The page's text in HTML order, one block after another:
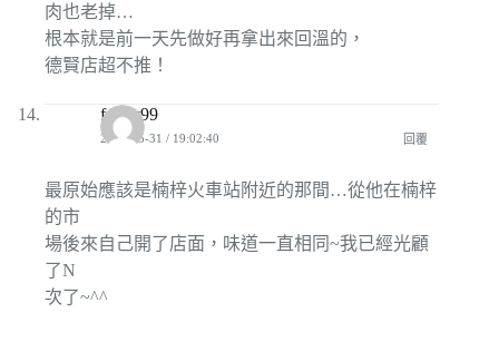
肉也老掉…
根本就是前一天先做好再拿出來回溫的，
德賢店超不推！
fenny99
2010-05-31 / 19:02:40 回覆
最原始應該是楠梓火車站附近的那間…從他在楠梓
的市
場後來自己開了店面，味道一直相同~我已經光顧
了N
次了~^^